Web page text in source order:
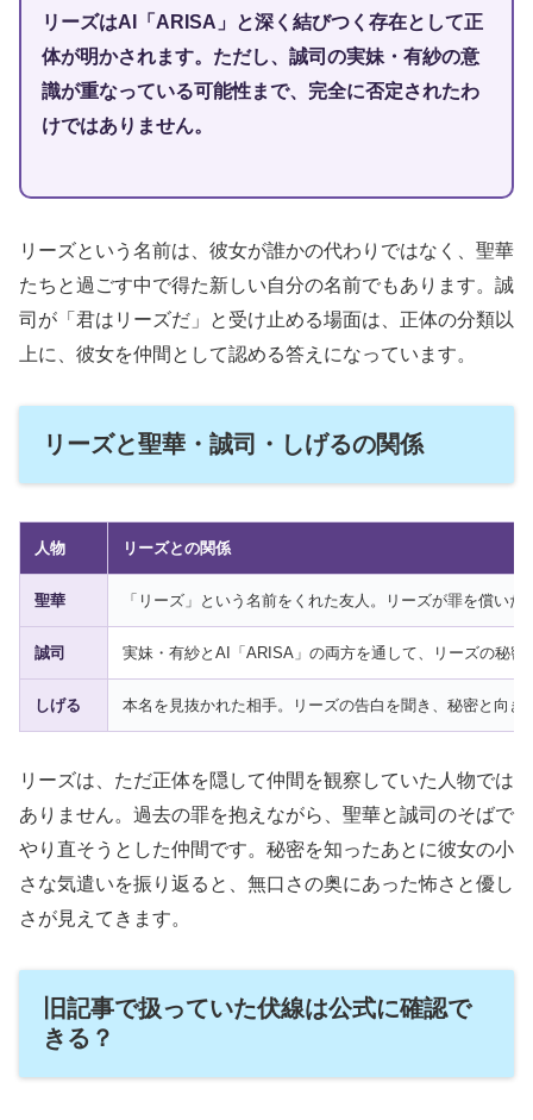
リーズはAI「ARISA」と深く結びつく存在として正
体が明かされます。ただし、誠司の実妹・有紗の意
識が重なっている可能性まで、完全に否定されたわ
けではありません。
リーズという名前は、彼女が誰かの代わりではなく、聖華
たちと過ごす中で得た新しい自分の名前でもあります。誠
司が「君はリーズだ」と受け止める場面は、正体の分類以
上に、彼女を仲間として認める答えになっています。
リーズと聖華・誠司・しげるの関係
人物 リーズとの関係
聖華 「リーズ」という名前をくれた友人。リーズが罪を償いた
誠司 実妹・有紗とAI「ARISA」の両方を通して、リーズの秘密
しげる 本名を見抜かれた相手。リーズの告白を聞き、秘密と向き
リーズは、ただ正体を隠して仲間を観察していた人物では
ありません。過去の罪を抱えながら、聖華と誠司のそばで
やり直そうとした仲間です。秘密を知ったあとに彼女の小
さな気遣いを振り返ると、無口さの奥にあった怖さと優し
さが見えてきます。
旧記事で扱っていた伏線は公式に確認で
きる？